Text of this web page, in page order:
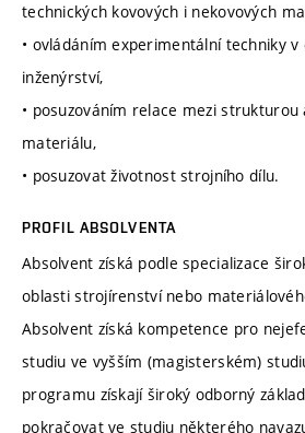
technických kovových i nekovových
• ovládáním experimentální techniky
inženýrství,
• posuzováním relace mezi
materiálu,
• posuzovat životnost strojního dílu.
PROFIL ABSOLVENTA
Absolvent získá podle specializace
oblasti strojírenství nebo
Absolvent získá kompetence pro
studiu ve vyšším (magisterském)
programu získají široký odborný
pokračovat ve studiu některého